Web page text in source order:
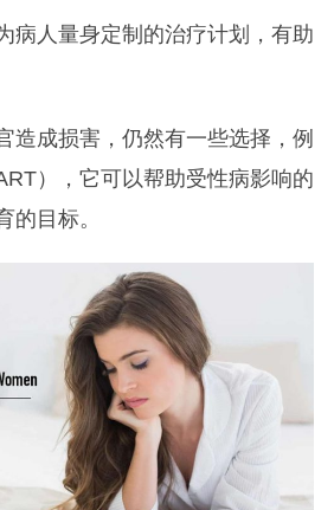
病人量身定制的治疗计划，有助
造成损害，仍然有一些选择，例
），它可以帮助受性病影响的
的目标。